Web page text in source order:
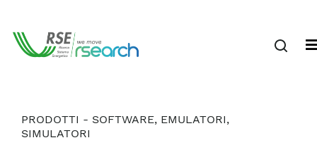
PRODOTTI - SOFTWARE, EMULATORI,
SIMULATORI